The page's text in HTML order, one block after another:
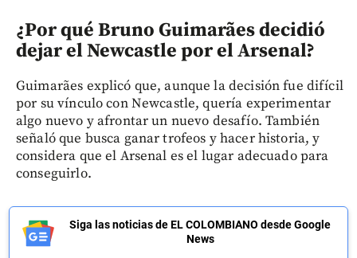
¿Por qué Bruno Guimarães decidió
dejar el Newcastle por el Arsenal?
Guimarães explicó que, aunque la decisión fue difícil
por su vínculo con Newcastle, quería experimentar
algo nuevo y afrontar un nuevo desafío. También
señaló que busca ganar trofeos y hacer historia, y
considera que el Arsenal es el lugar adecuado para
conseguirlo.
Siga las noticias de EL COLOMBIANO desde Google
News